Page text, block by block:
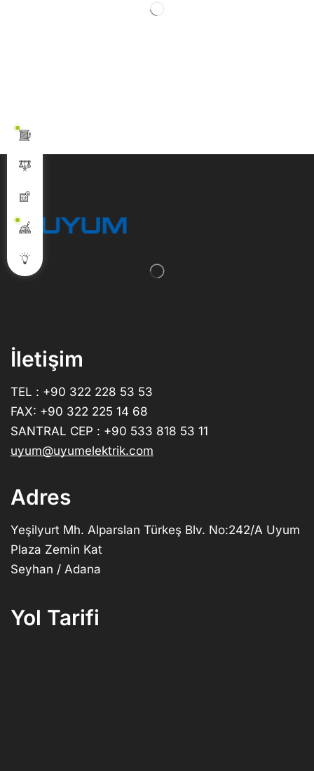
İletişim
TEL : +90 322 228 53 53
FAX: +90 322 225 14 68
SANTRAL CEP : +90 533 818 53 11
uyum@uyumelektrik.com
Adres
Yeşilyurt Mh. Alparslan Türkeş Blv. No:242/A Uyum
Plaza Zemin Kat
Seyhan / Adana
Yol Tarifi